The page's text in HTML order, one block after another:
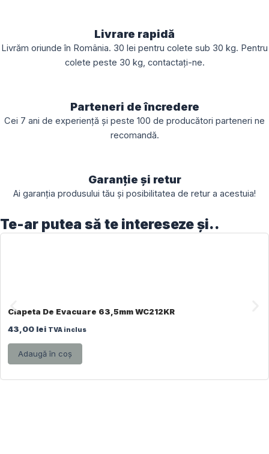
Livrare rapidă
Livrăm oriunde în România. 30 lei pentru colete sub 30 kg. Pentru
colete peste 30 kg, contactați-ne.
Parteneri de încredere
Cei 7 ani de experiență și peste 100 de producători parteneri ne
recomandă.
Garanție și retur
Ai garanția produsului tău și posibilitatea de retur a acestuia!
Te-ar putea să te intereseze și..
Clapeta De Evacuare 63,5mm WC212KR
43,00 lei TVA inclus
Adaugă în coș